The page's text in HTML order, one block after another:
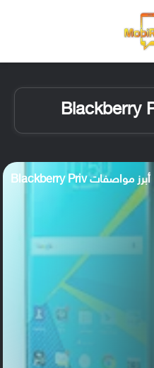
أبرز مواصفات Blackberry Priv